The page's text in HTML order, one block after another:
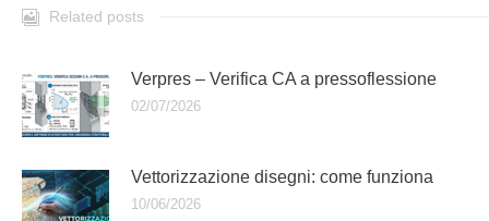
Related posts
Verpres – Verifica CA a pressoflessione
02/07/2026
Vettorizzazione disegni: come funziona
10/06/2026